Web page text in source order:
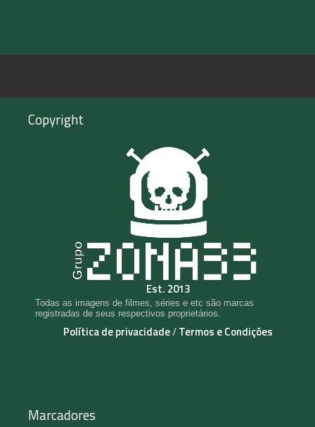
Copyright
Est. 2013
Todas as imagens de filmes, séries e etc são marcas
registradas de seus respectivos proprietários.
Política de privacidade/Termos e Condições
Marcadores